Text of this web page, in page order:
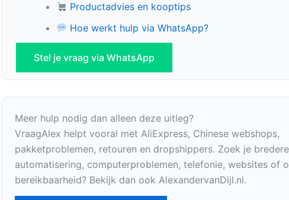
Productadvies en kooptips
Hoe werkt hulp via WhatsApp?
Stel je vraag via WhatsApp
Meer hulp nodig dan alleen deze uitleg?
VraagAlex helpt vooral met AliExpress, Chinese webshops,
pakketproblemen, retouren en dropshippers. Zoek je
automatisering, computerproblemen, telefonie, websites of
bereikbaarheid? Bekijk dan ook AlexandervanDijl.nl.